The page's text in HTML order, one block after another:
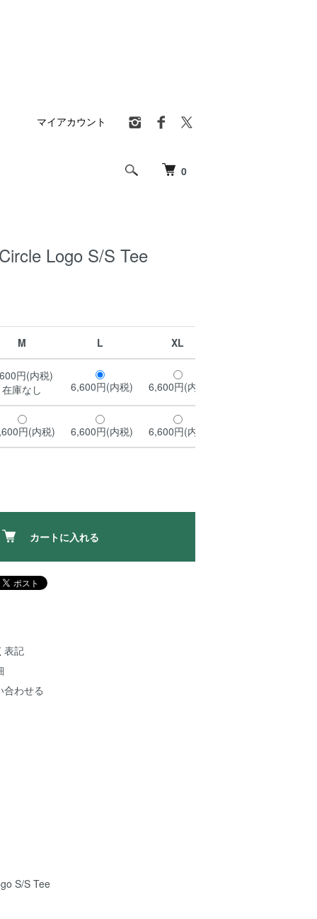
0
マイアカウント
Logo S/S Tee
M L XL
円(内税)
在庫なし
6,600円(内税) 6,600円(内税)
円(内税) 6,600円(内税) 6,600円(内税)
カートに入れる
表記
合わせる
S/S Tee